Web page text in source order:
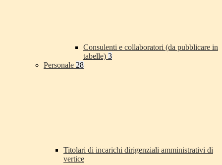
Consulenti e collaboratori (da pubblicare in
tabelle) 3
Personale 28
Titolari di incarichi dirigenziali amministrativi di
vertice